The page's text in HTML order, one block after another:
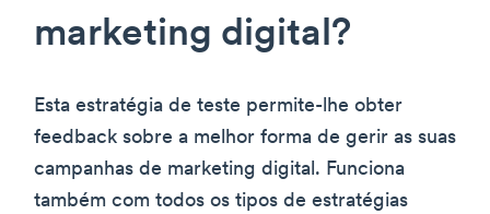
marketing digital?
Esta estratégia de teste permite-lhe obter
feedback sobre a melhor forma de gerir as suas
campanhas de marketing digital. Funciona
também com todos os tipos de estratégias